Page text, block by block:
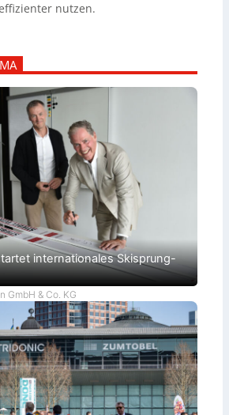
nutzen.
internationales Skisprung-
GmbH & Co. KG